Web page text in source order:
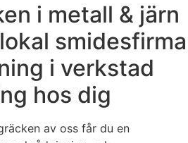
i metall & järn
smidesfirma
i verkstad
hos dig
av oss får du en